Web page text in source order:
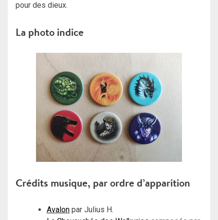
pour des dieux.
La photo indice
Crédits musique, par ordre d’apparition
Avalon par Julius H.